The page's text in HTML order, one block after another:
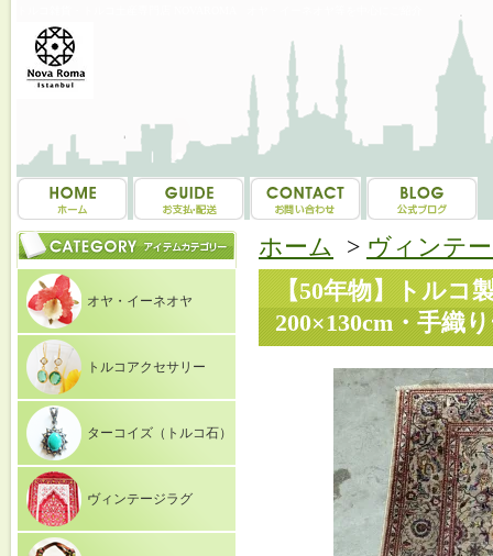
オヤ・イーネオヤ
トルコアクセサリー
ターコイズ（トルコ石）
ヴィンテージラグ
ホーム > ヴィンテ
【50年物】トル
200×130cm・手織